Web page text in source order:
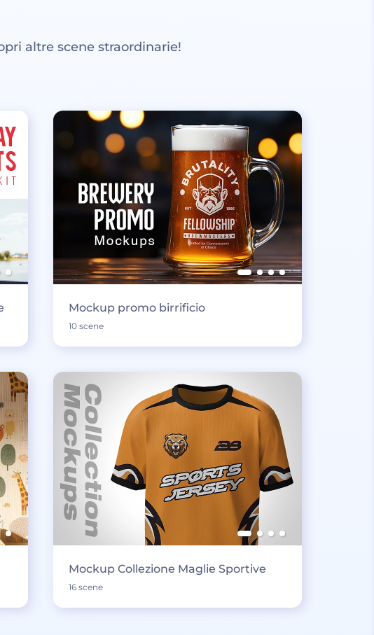
altre scene straordinarie!
Mockup promo birrificio
10 scene
Mockup Collezione Maglie Sportive
16 scene